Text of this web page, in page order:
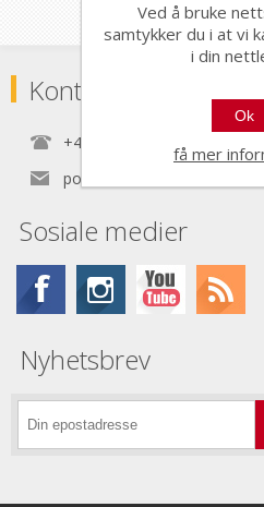
Kontaktinformasjon
+47 22 30 40 70
post@nordictools.no
Sosiale medier
Nyhetsbrev
Ved å bruke
samtykker du i at vi
i din
Ok
få mer